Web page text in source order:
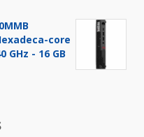
core
GHz - 16 GB